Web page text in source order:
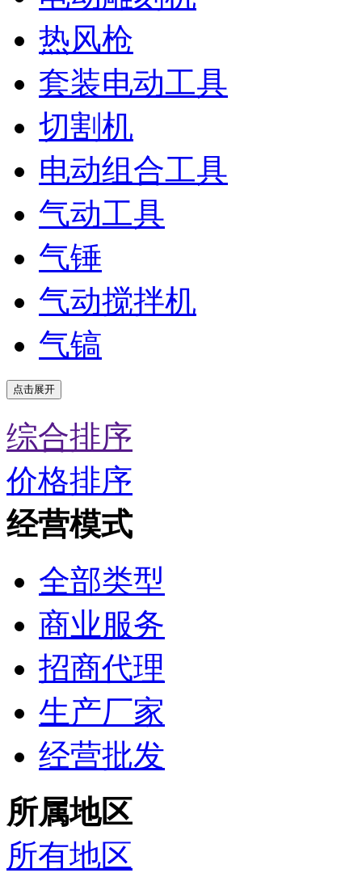
热风枪
套装电动工具
切割机
电动组合工具
气动工具
气锤
气动搅拌机
气镐
点击展开
综合排序
价格排序
经营模式
全部类型
商业服务
招商代理
生产厂家
经营批发
所属地区
所有地区